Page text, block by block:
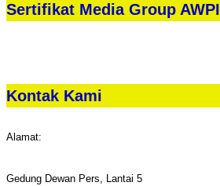
Sertifikat Media Group AWPI
Kontak Kami
Alamat:
Gedung Dewan Pers, Lantai 5